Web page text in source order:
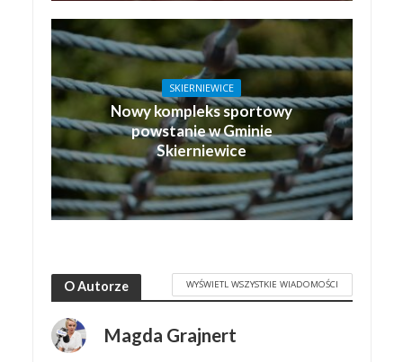
SKIERNIEWICE
Nowy kompleks sportowy
powstanie w Gminie
Skierniewice
O Autorze WYŚWIETL WSZYSTKIE WIADOMOŚCI
Magda Grajnert